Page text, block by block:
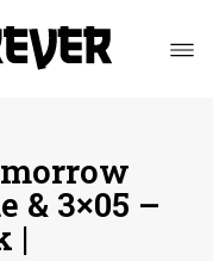
& 3×05 –
|